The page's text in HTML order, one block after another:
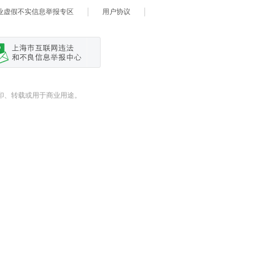
虚假不实信息举报专区 用户协议
转载或用于商业用途。